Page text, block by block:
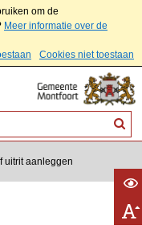
om de
Meer informatie over de
Cookies niet toestaan
uitrit aanleggen